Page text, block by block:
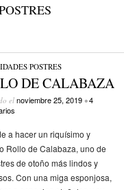
/POSTRES
DE CALABAZA
elnoviembre 25, 2019 •4
a hacer un riquísimo y
Rollo de Calabaza, uno de
de otoño más lindos y
Con una miga esponjosa,